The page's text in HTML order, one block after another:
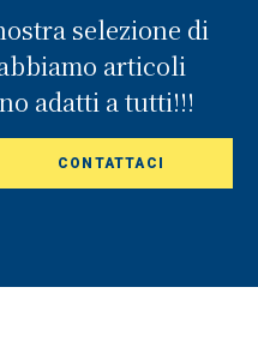
selezione di
articoli
adatti a tutti!!!
CONTATTACI